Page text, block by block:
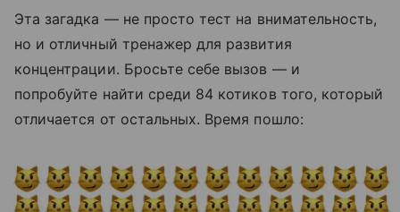
Эта загадка — не просто тест на внимательность,
но и отличный тренажер для развития
концентрации. Бросьте себе вызов — и
попробуйте найти среди 84 котиков того, который
отличается от остальных. Время пошло: